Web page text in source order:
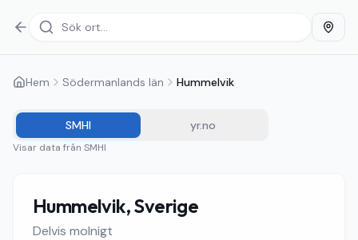
Hem Södermanlands län Hummelvik
SMHI yr.no
Visar data från SMHI
Hummelvik, Sverige
Delvis molnigt